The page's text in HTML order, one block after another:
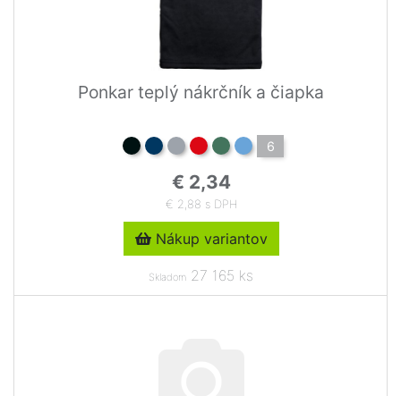
Ponkar teplý nákrčník a čiapka
6
€ 2,34
€ 2,88 s DPH
Nákup variantov
Skladom 27 165 ks